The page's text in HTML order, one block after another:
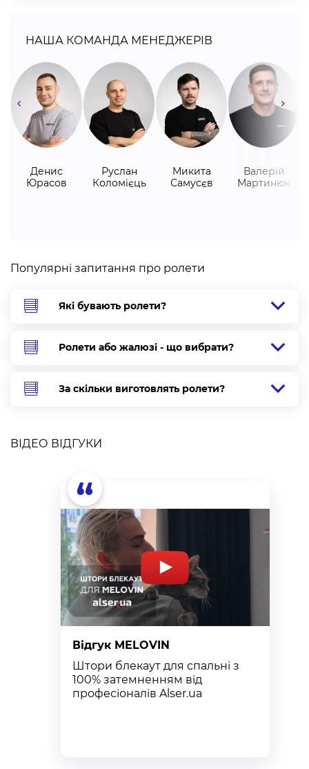
НАША КОМАНДА МЕНЕДЖЕРІВ
Денис
Юрасов
Руслан
Коломієць
Микита
Самусєв
Валерій
Мартинюк
Популярні запитання про ролети
Які бувають ролети?
Ролети або жалюзі - що вибрати?
За скільки виготовлять ролети?
ВІДЕО ВІДГУКИ
“
Відгук MELOVIN
Штори блекаут для спальні з
100% затемненням від
професіоналів Alser.ua